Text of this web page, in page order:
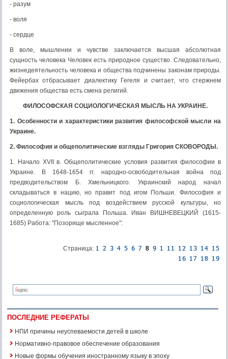
- разум
- воля
- сердце
В воле, мышлении и чувстве заключается высшая абсолютная
сущность человека Человек есть природное существо. Следовательно,
жизнедеятельность человека и общества подчинены законам природы.
Фейербах отбрасывает диалектику Гегеля и считает, что стержнем
движения общества есть смена религий.
ФИЛОСОФСКАЯ СОЦИОЛОГИЧЕСКАЯ МЫСЛЬ НА УКРАИНЕ.
1. Особенности и характеристики развития философской мысли на
Украине.
2. Философия и общеполитические взгляды Григория СКОВОРОДЫ.
1. Начало XVII в. Общеполитические условия развития философии в
Украине. В 1648-1654 гг. народно-освободительная война под
предводительством Б. Хмельницкого. Украинский народ начал
складываться в нацию, но правит под игом Польши. Философия и
социологическая мысль под воздействием русской культуры, но
определенную роль сыграла Польша. Иван ВИШНЕВЕЦКИЙ (1615-
1685) Работа: "Позорище мысленное":
Страница:
ПОСЛЕДНИЕ РЕФЕРАТЫ
НПИ причины неуспеваемости детей в школе
Нормативно-правовое обеспечение образования
Новые формы обучения иностранному языку в эпоху